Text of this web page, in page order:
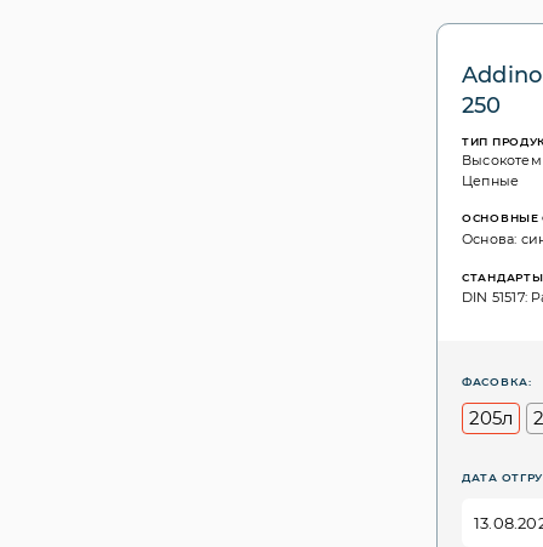
250
ТИП
Цепные
ОСНОВНЫЕ
Основа:
СТАНДАРТЫ
DIN 51517:
ФАСОВКА:
205л
ДАТА